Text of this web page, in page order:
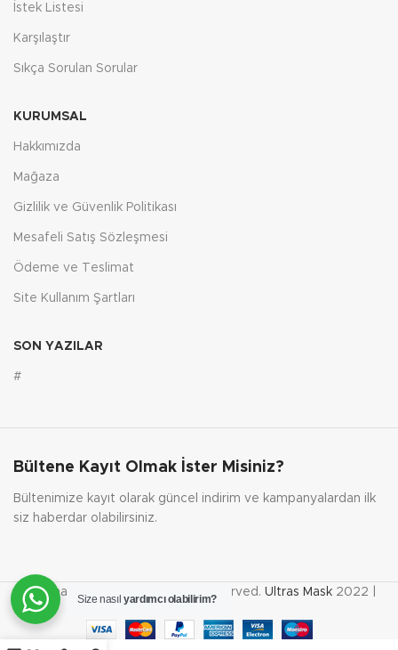
İstek Listesi
Karşılaştır
Sıkça Sorulan Sorular
KURUMSAL
Hakkımızda
Mağaza
Gizlilik ve Güvenlik Politikası
Mesafeli Satış Sözleşmesi
Ödeme ve Teslimat
Site Kullanım Şartları
SON YAZILAR
#
Bültene Kayıt Olmak İster Misiniz?
Bültenimize kayıt olarak güncel indirim ve kampanyalardan ilk
siz haberdar olabilirsiniz.
Tüm hakları saklıdır. | All rights reserved. Ultras Mask2022 |
Size nasılyardımcı olabilirim?